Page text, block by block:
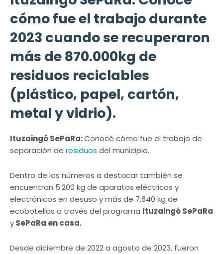
cómo fue el trabajo durante
2023 cuando se recuperaron
más de 870.000kg de
residuos reciclables
(plástico, papel, cartón,
metal y vidrio).
Ituzaingó SePaRa:Conocé cómo fue el trabajo de
separación de residuos del municipio.
Dentro de los números a destacar también se
encuentran 5.200 kg de aparatos eléctricos y
electrónicos en desuso y más de 7.640 kg de
ecobotellas a través del programa Ituzaingó SePaRa
ySePaRa en casa.
Desde diciembre de 2022 a agosto de 2023, fueron